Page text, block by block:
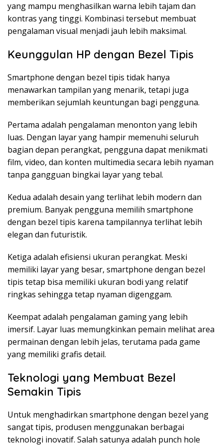
yang mampu menghasilkan warna lebih tajam dan
kontras yang tinggi. Kombinasi tersebut membuat
pengalaman visual menjadi jauh lebih maksimal.
Keunggulan HP dengan Bezel Tipis
Smartphone dengan bezel tipis tidak hanya
menawarkan tampilan yang menarik, tetapi juga
memberikan sejumlah keuntungan bagi pengguna.
Pertama adalah pengalaman menonton yang lebih
luas. Dengan layar yang hampir memenuhi seluruh
bagian depan perangkat, pengguna dapat menikmati
film, video, dan konten multimedia secara lebih nyaman
tanpa gangguan bingkai layar yang tebal.
Kedua adalah desain yang terlihat lebih modern dan
premium. Banyak pengguna memilih smartphone
dengan bezel tipis karena tampilannya terlihat lebih
elegan dan futuristik.
Ketiga adalah efisiensi ukuran perangkat. Meski
memiliki layar yang besar, smartphone dengan bezel
tipis tetap bisa memiliki ukuran bodi yang relatif
ringkas sehingga tetap nyaman digenggam.
Keempat adalah pengalaman gaming yang lebih
imersif. Layar luas memungkinkan pemain melihat area
permainan dengan lebih jelas, terutama pada game
yang memiliki grafis detail.
Teknologi yang Membuat Bezel
Semakin Tipis
Untuk menghadirkan smartphone dengan bezel yang
sangat tipis, produsen menggunakan berbagai
teknologi inovatif. Salah satunya adalah punch hole